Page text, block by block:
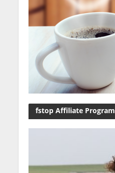
fstop Affiliate Program